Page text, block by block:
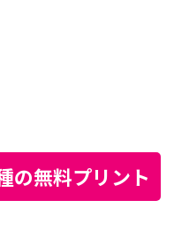
の無料プリント